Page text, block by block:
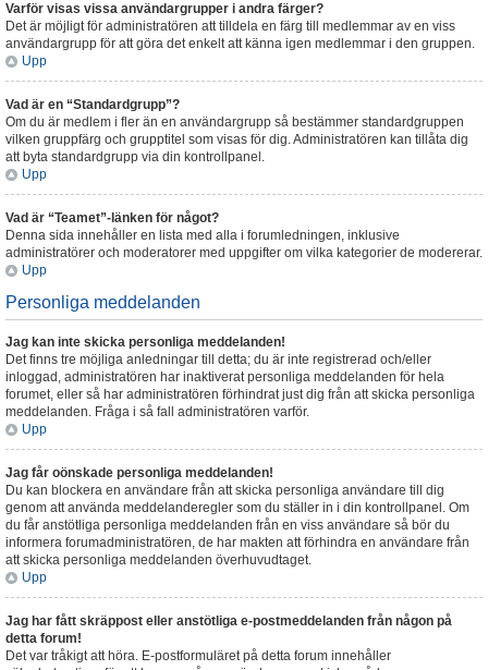
Varför visas vissa användargrupper i andra färger?
Det är möjligt för administratören att tilldela en färg till medlemmar av en viss
användargrupp för att göra det enkelt att känna igen medlemmar i den gruppen.
Upp
Vad är en “Standardgrupp”?
Om du är medlem i fler än en användargrupp så bestämmer standardgruppen
vilken gruppfärg och grupptitel som visas för dig. Administratören kan tillåta dig
att byta standardgrupp via din kontrollpanel.
Upp
Vad är “Teamet”-länken för något?
Denna sida innehåller en lista med alla i forumledningen, inklusive
administratörer och moderatorer med uppgifter om vilka kategorier de modererar.
Upp
Personliga meddelanden
Jag kan inte skicka personliga meddelanden!
Det finns tre möjliga anledningar till detta; du är inte registrerad och/eller
inloggad, administratören har inaktiverat personliga meddelanden för hela
forumet, eller så har administratören förhindrat just dig från att skicka personliga
meddelanden. Fråga i så fall administratören varför.
Upp
Jag får oönskade personliga meddelanden!
Du kan blockera en användare från att skicka personliga användare till dig
genom att använda meddelanderegler som du ställer in i din kontrollpanel. Om
du får anstötliga personliga meddelanden från en viss användare så bör du
informera forumadministratören, de har makten att förhindra en användare från
att skicka personliga meddelanden överhuvudtaget.
Upp
Jag har fått skräppost eller anstötliga e-postmeddelanden från någon på
detta forum!
Det var tråkigt att höra. E-postformuläret på detta forum innehåller